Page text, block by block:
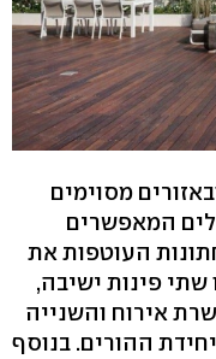
מסוימים
המאפשרים
העוטפות את
פינות ישיבה,
אירוח והשנייה
ההורים. בנוסף